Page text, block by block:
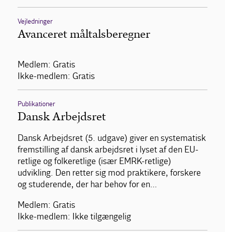
Vejledninger
Avanceret måltalsberegner
Medlem: Gratis
Ikke-medlem: Gratis
Publikationer
Dansk Arbejdsret
Dansk Arbejdsret (5. udgave) giver en systematisk
fremstilling af dansk arbejdsret i lyset af den EU-
retlige og folkeretlige (især EMRK-retlige)
udvikling. Den retter sig mod praktikere, forskere
og studerende, der har behov for en…
Medlem: Gratis
Ikke-medlem: Ikke tilgængelig